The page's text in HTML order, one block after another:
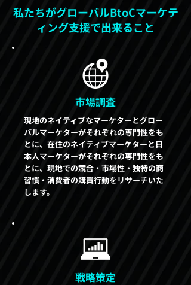
私たちがグローバルBtoCマーケテ
ィング支援で出来ること
市場調査
現地のネイティブなマーケターとグロー
バルマーケターがそれぞれの専門性をも
とに、在住のネイティブマーケターと日
本人マーケターがそれぞれの専門性をも
とに、現地での競合・市場性・独特の商
習慣・消費者の購買行動をリサーチいた
します。
戦略策定